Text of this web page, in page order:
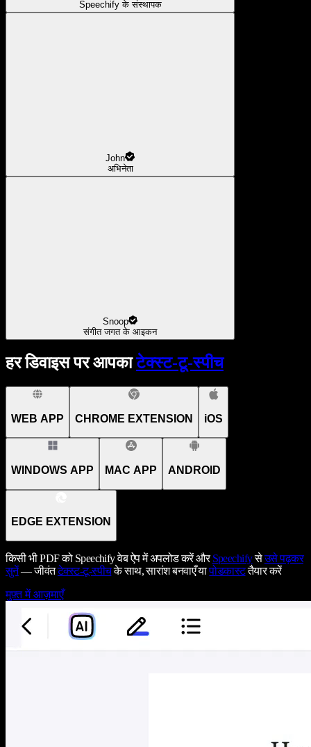
Speechify के संस्थापक
John
अभिनेता
Snoop
संगीत जगत के आइकन
हर डिवाइस पर आपकाटेक्स्ट-टू-स्पीच
WEB APP CHROME EXTENSION iOS
WINDOWS APP MAC APP ANDROID
EDGE EXTENSION
किसी भी PDF को Speechify वेब ऐप में अपलोड करें औरSpeechifyसेउसे पढ़कर
सुनें— जीवंतटेक्स्ट-टू-स्पीचके साथ, सारांश बनवाएँ यापोडकास्टतैयार करें
मुफ़्त में आज़माएँ